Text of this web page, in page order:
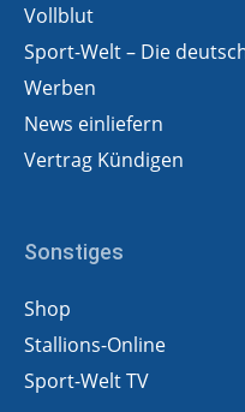
Vollblut
Sport-Welt – Die
Werben
News einliefern
Vertrag Kündigen
Sonstiges
Shop
Stallions-Online
Sport-Welt TV